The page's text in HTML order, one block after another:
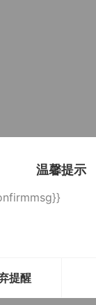
温馨提示
提醒